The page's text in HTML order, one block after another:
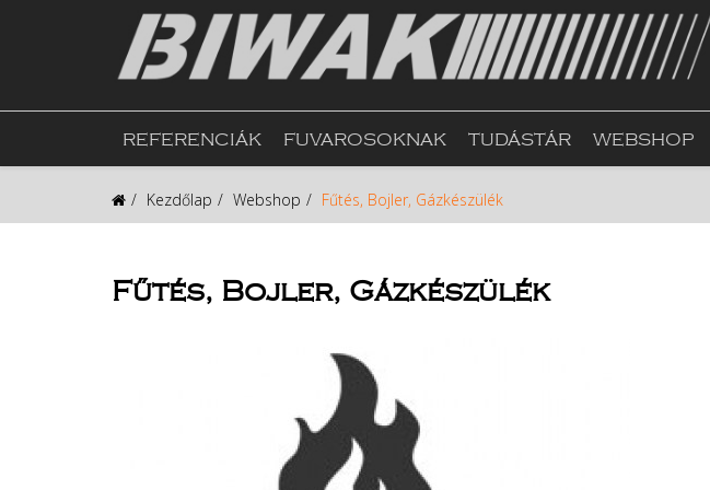
REFERENCIÁK FUVAROSOKNAK TUDÁSTÁR WEBSHOP
Kezdőlap Webshop Fűtés, Bojler, Gázkészülék
Fűtés, Bojler, Gázkészülék